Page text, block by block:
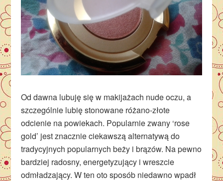
Od dawna lubuję się w makijażach nude oczu, a
szczególnie lubię stonowane różano-złote
odcienie na powiekach. Popularnie zwany ‘rose
gold’ jest znacznie ciekawszą alternatywą do
tradycyjnych popularnych beży i brązów. Na pewno
bardziej radosny, energetyzujący i wreszcie
odmładzający. W ten oto sposób niedawno wpadł